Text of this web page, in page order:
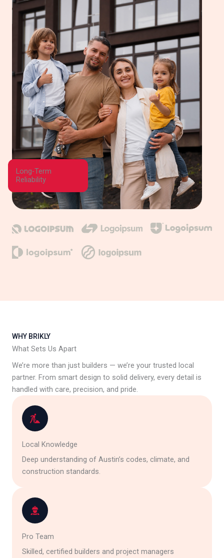
Long-Term
Reliability
Local Knowledge
Deep understanding of Austin’s codes, climate, and
construction standards.
Pro Team
Skilled, certified builders and project managers
WHY BRIKLY
What Sets Us Apart
We’re more than just builders — we’re your trusted local
partner. From smart design to solid delivery, every detail is
handled with care, precision, and pride.